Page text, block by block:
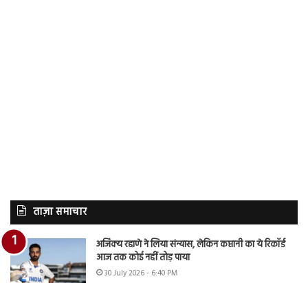
ताज़ा समाचार
अजिंक्य रहाणे ने लिया संन्यास, लेकिन कप्तानी का ये रिकॉर्ड
आज तक कोई नहीं तोड़ पाया
30 July 2026 - 6:40 PM